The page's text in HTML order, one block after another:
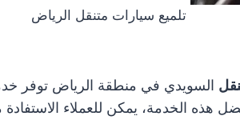
تلميع سيارات متنقل الرياض
السويدي في منطقة الرياض توفر خدمة
هذه الخدمة، يمكن للعملاء